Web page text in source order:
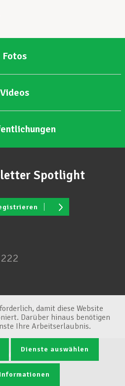
Fotos
Videos
Spotlight
générales
damit diese Website
Darüber hinaus benötigen
Ihre Arbeitserlaubnis.
Dienste auswählen